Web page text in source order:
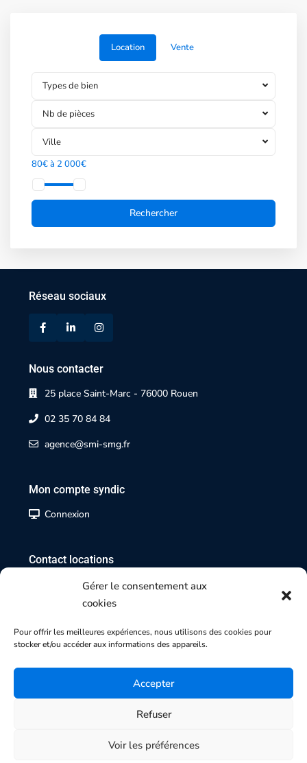
Gérer le consentement aux
cookies
Pour offrir les meilleures expériences, nous utilisons des cookies pour
stocker et/ou accéder aux informations des appareils.
Accepter
Refuser
Voir les préférences
Location Vente
Types de bien
Nb de pièces
Ville
80€ à 2 000€
Réseau sociaux
Nous contacter
25 place Saint-Marc - 76000 Rouen
02 35 70 84 84
agence@smi-smg.fr
Mon compte syndic
Connexion
Contact locations
02 35 07 17 17
Contact transactions
Mentions légales | Politique de cookies |